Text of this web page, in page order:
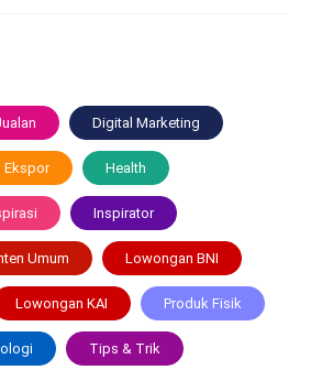
Digital Marketing
Ekspor Health
Inspirator
Umum Lowongan BNI
Lowongan KAI Produk Fisik
Tips & Trik